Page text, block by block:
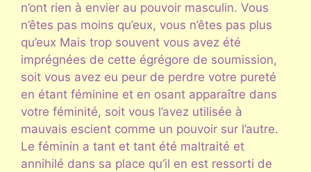
n’ont rien à envier au pouvoir masculin. Vous
n’êtes pas moins qu’eux, vous n’êtes pas plus
qu’eux Mais trop souvent vous avez été
imprégnées de cette égrégore de soumission,
soit vous avez eu peur de perdre votre pureté
en étant féminine et en osant apparaître dans
votre féminité, soit vous l’avez utilisée à
mauvais escient comme un pouvoir sur l’autre.
Le féminin a tant et tant été maltraité et
annihilé dans sa place qu’il en est ressorti de